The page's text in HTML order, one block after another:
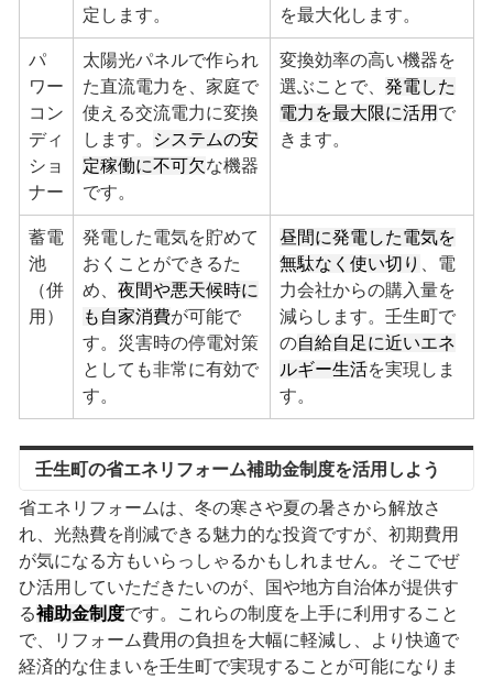
定します。
を最大化します。
パ
ワー
コン
ディ
ショ
ナー
太陽光パネルで作られ
た直流電力を、家庭で
使える交流電力に変換
します。
システムの安
定稼働に不可欠な機器
です。
変換効率の高い機器を
選ぶことで、 発電した
電力を最大限に活用 で
きます。
蓄電
池
（併
用）
発電した電気を貯めて
おくことができるた
め、 夜間や悪天候時に
も自家消費が可能で
す。災害時の停電対策
としても非常に有効で
す。
昼間に発電した電気を
無駄なく使い切り 、電
力会社からの購入量を
減らします。壬生町で
の自給自足に近いエネ
ルギー生活を実現しま
す。
壬生町の省エネリフォーム補助金制度を活用しよう
省エネリフォームは、冬の寒さや夏の暑さから解放さ
れ、光熱費を削減できる魅力的な投資ですが、初期費用
が気になる方もいらっしゃるかもしれません。そこでぜ
ひ活用していただきたいのが、国や地方自治体が提供す
る補助金制度です。これらの制度を上手に利用すること
で、リフォーム費用の負担を大幅に軽減し、より快適で
経済的な住まいを壬生町で実現することが可能になりま